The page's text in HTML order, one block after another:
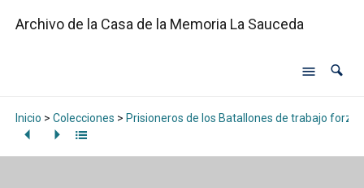
Archivo de la Casa de la Memoria La Sauceda
Inicio > Colecciones > Prisioneros de los Batallones de trabajo